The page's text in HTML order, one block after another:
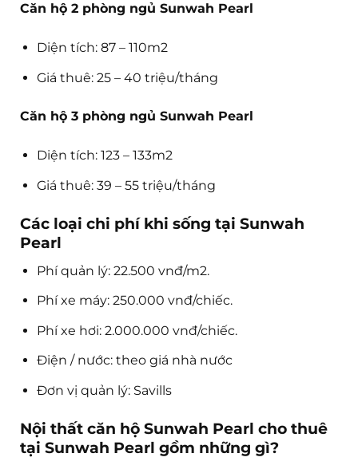
Căn hộ 2 phòng ngủ Sunwah Pearl
Diện tích: 87 – 110m2
Giá thuê: 25 – 40 triệu/tháng
Căn hộ 3 phòng ngủ Sunwah Pearl
Diện tích: 123 – 133m2
Giá thuê: 39 – 55 triệu/tháng
Các loại chi phí khi sống tại Sunwah
Pearl
Phí quản lý: 22.500 vnđ/m2.
Phí xe máy: 250.000 vnđ/chiếc.
Phí xe hơi: 2.000.000 vnđ/chiếc.
Điện / nước: theo giá nhà nước
Đơn vị quản lý: Savills
Nội thất căn hộ Sunwah Pearl cho thuê
tại Sunwah Pearl gồm những gì?